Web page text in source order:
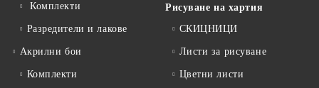
Комплекти
Разредители и лакове
Акрилни бои
Комплекти
Рисуване на хартия
СКИЦНИЦИ
Листи за рисуване
Цветни листи